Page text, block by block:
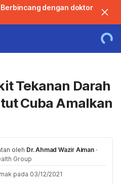
dengan doktor
Tekanan Darah
Cuba Amalkan
oleh Dr. Ahmad Wazir Aiman ·
Group
pada 03/12/2021